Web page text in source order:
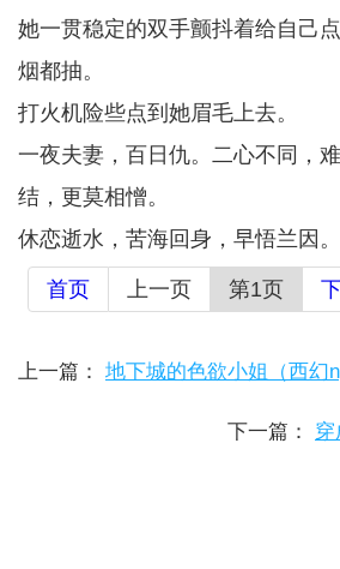
她一贯稳定的双手颤抖着给自己
烟都抽。
打火机险些点到她眉毛上去。
一夜夫妻，百日仇。二心不同，
结，更莫相憎。
休恋逝水，苦海回身，早悟兰因。
首页 上一页 第1页
上一篇： 地下城的色欲小姐（西幻
下一篇： 穿